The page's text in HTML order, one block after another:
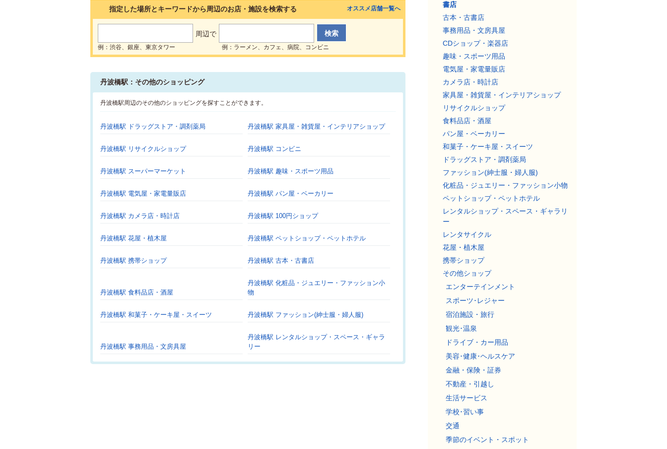
指定した場所とキーワードから周辺のお店・施設を検索する
周辺で
例：渋谷、銀座、東京タワー 例：ラーメン、カフェ、病院、コンビニ
オススメ店舗一覧へ
丹波橋駅：その他のショッピング
丹波橋駅周辺のその他のショッピングを探すことができます。
丹波橋駅 ドラッグストア・調剤薬局 丹波橋駅 家具屋・雑貨屋・インテリアショップ
丹波橋駅 リサイクルショップ 丹波橋駅 コンビニ
丹波橋駅 スーパーマーケット 丹波橋駅 趣味・スポーツ用品
丹波橋駅 電気屋・家電量販店 丹波橋駅 パン屋・ベーカリー
丹波橋駅 カメラ店・時計店 丹波橋駅 100円ショップ
丹波橋駅 花屋・植木屋 丹波橋駅 ペットショップ・ペットホテル
丹波橋駅 携帯ショップ 丹波橋駅 古本・古書店
丹波橋駅 食料品店・酒屋
丹波橋駅 化粧品・ジュエリー・ファッション小
物
丹波橋駅 和菓子・ケーキ屋・スイーツ 丹波橋駅 ファッション(紳士服・婦人服)
丹波橋駅 事務用品・文房具屋
丹波橋駅 レンタルショップ・スペース・ギャラ
リー
書店
古本・古書店
事務用品・文房具屋
CDショップ・楽器店
趣味・スポーツ用品
電気屋・家電量販店
カメラ店・時計店
家具屋・雑貨屋・インテリアショップ
リサイクルショップ
食料品店・酒屋
パン屋・ベーカリー
和菓子・ケーキ屋・スイーツ
ドラッグストア・調剤薬局
ファッション(紳士服・婦人服)
化粧品・ジュエリー・ファッション小物
ペットショップ・ペットホテル
レンタルショップ・スペース・ギャラリ
ー
レンタサイクル
花屋・植木屋
携帯ショップ
その他ショップ
エンターテインメント
スポーツ･レジャー
宿泊施設・旅行
観光･温泉
ドライブ・カー用品
美容･健康･ヘルスケア
金融・保険・証券
不動産・引越し
生活サービス
学校･習い事
交通
季節のイベント・スポット